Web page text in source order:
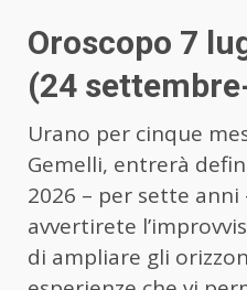
Oroscopo 7
(24
Urano per cinque
Gemelli, entrerà
2026 – per sette anni
avvertirete
di ampliare gli